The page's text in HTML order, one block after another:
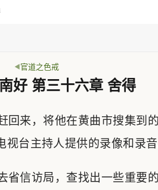
官道之色戒
好 第三十六章 舍得
来，将他在黄曲市搜集到
台主持人提供的录像和录音
信访局，查找出一些重要